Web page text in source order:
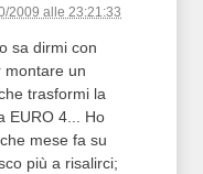
2009 alle 23:21:33
sa dirmi con
montare un
trasformi la
EURO 4... Ho
mese fa su
più a risalirci;